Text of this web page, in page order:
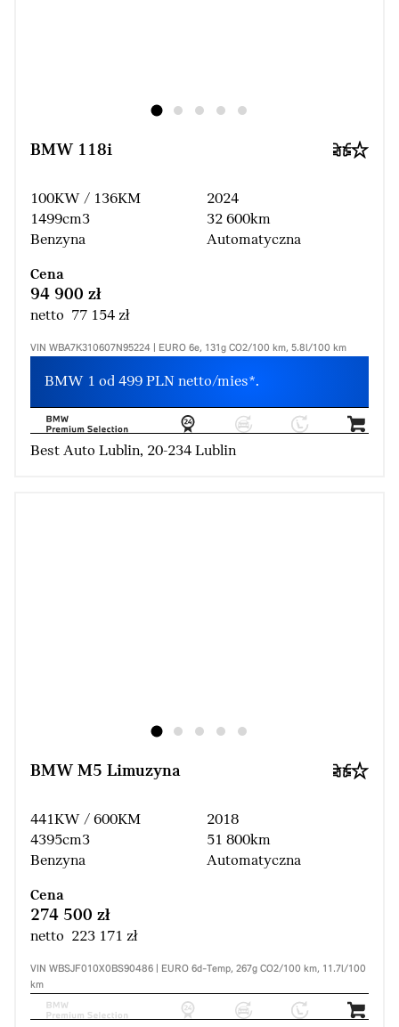
BMW 118i
100KW / 136KM
1499cm3
Benzyna
2024
32 600km
Automatyczna
Cena
94 900 zł
netto 77 154 zł
VIN WBA7K310607N95224 | EURO 6e, 131g CO2/100 km, 5.8l/100 km
BMW 1 od 499 PLN netto/mies*.
Best Auto Lublin, 20-234 Lublin
BMW M5 Limuzyna
441KW / 600KM
4395cm3
Benzyna
2018
51 800km
Automatyczna
Cena
274 500 zł
netto 223 171 zł
VIN WBSJF010X0BS90486 | EURO 6d-Temp, 267g CO2/100 km, 11.7l/100
km